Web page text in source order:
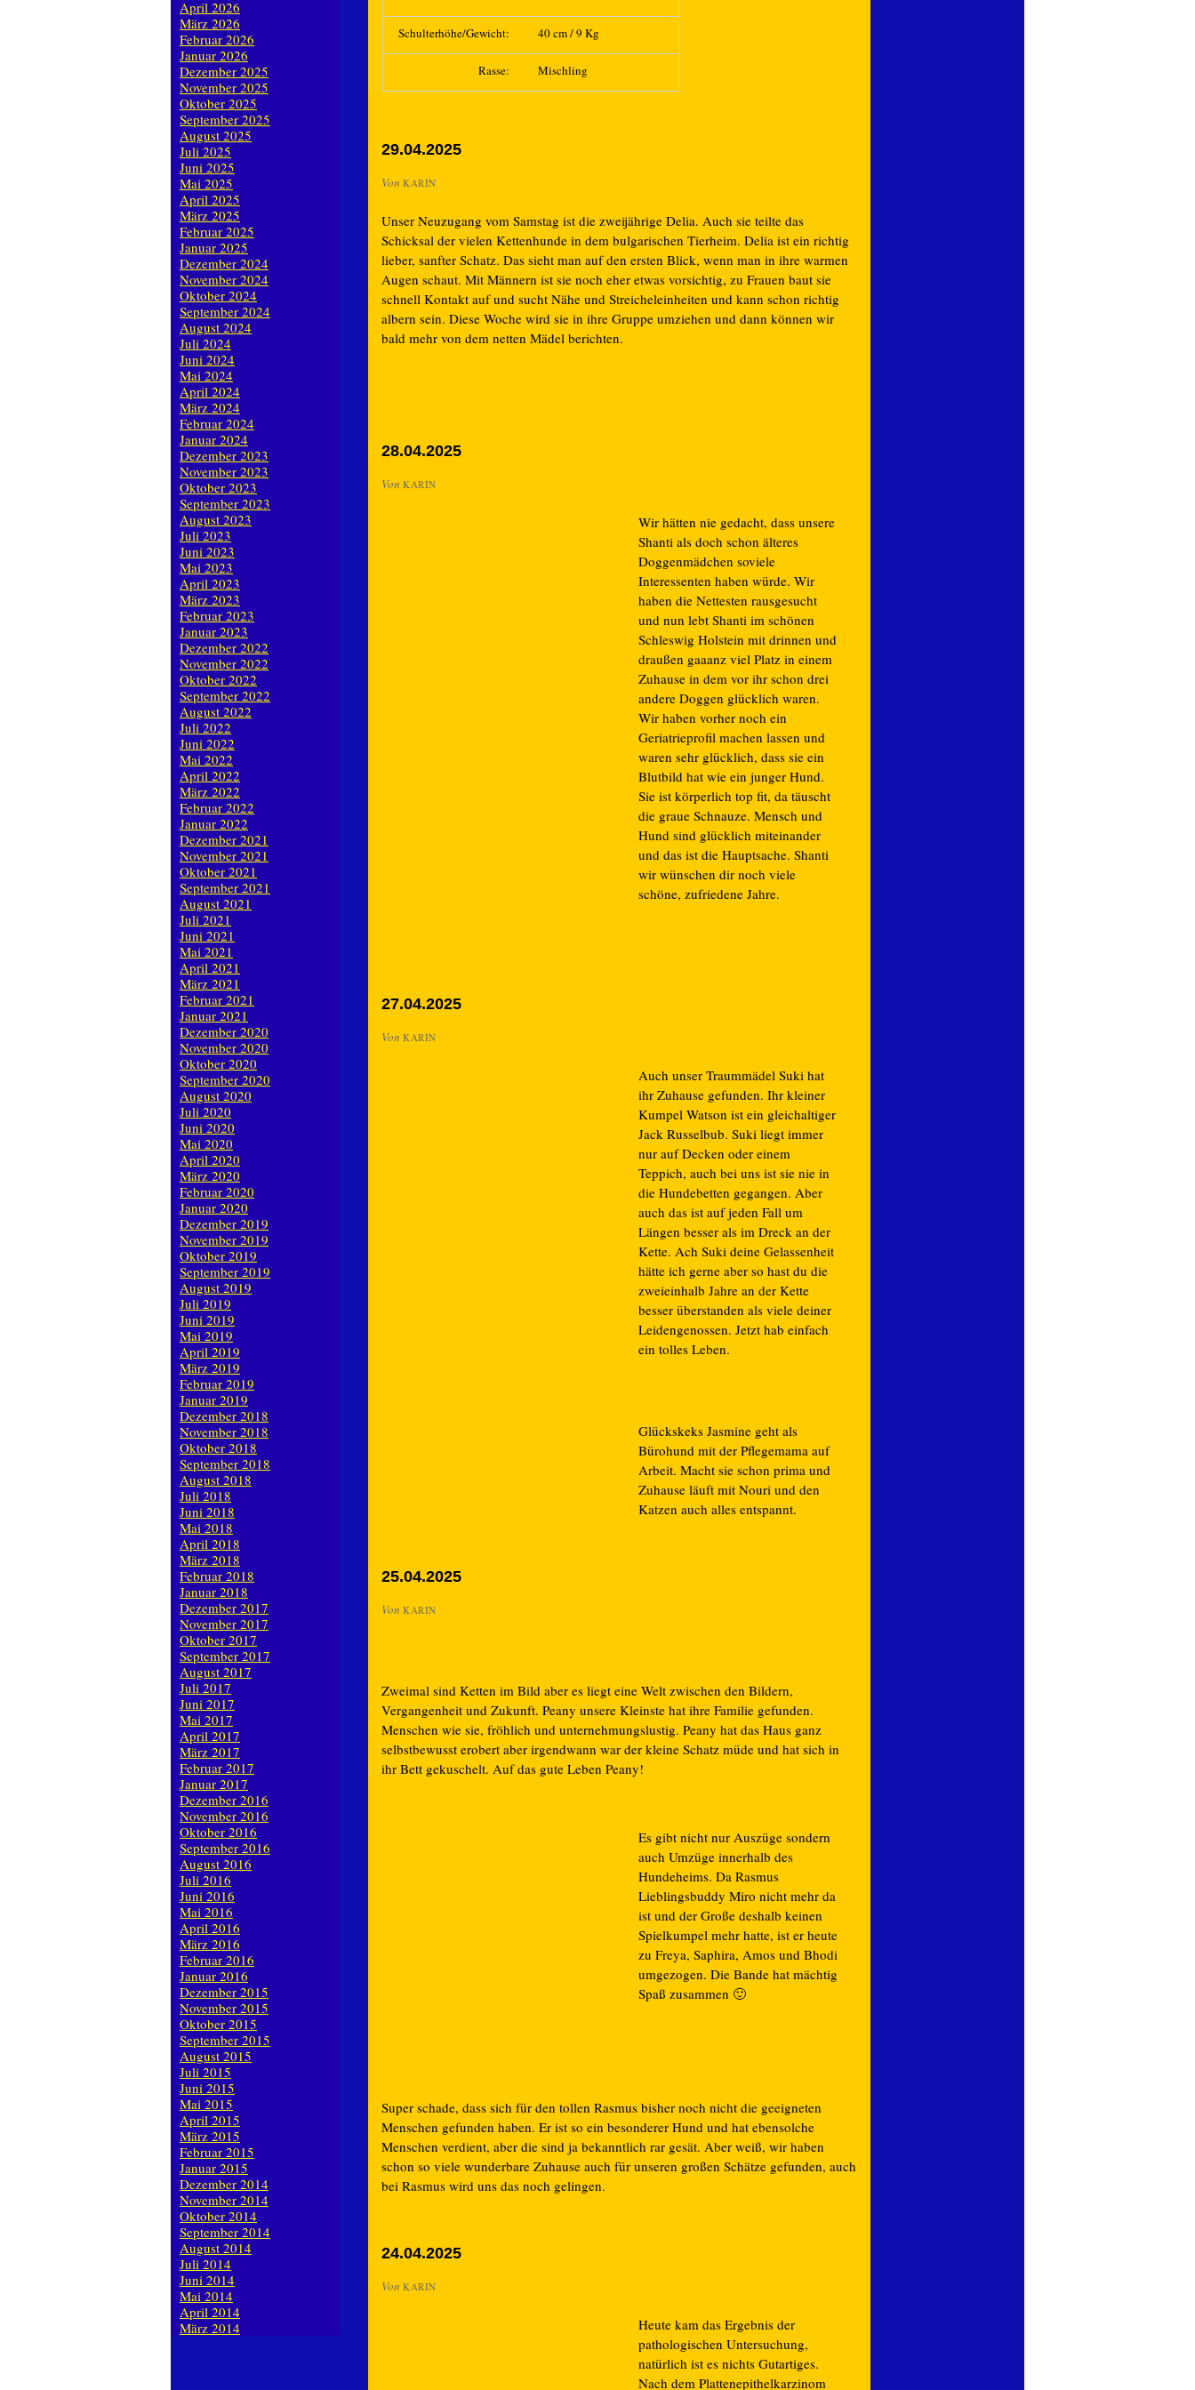
Schulterhöhe/Gewicht: 40 cm / 9 Kg
Rasse: Mischling
29.04.2025
Von KARIN
Unser Neuzugang vom Samstag ist die zweijährige Delia. Auch sie teilte das
Schicksal der vielen Kettenhunde in dem bulgarischen Tierheim. Delia ist ein richtig
lieber, sanfter Schatz. Das sieht man auf den ersten Blick, wenn man in ihre warmen
Augen schaut. Mit Männern ist sie noch eher etwas vorsichtig, zu Frauen baut sie
schnell Kontakt auf und sucht Nähe und Streicheleinheiten und kann schon richtig
albern sein. Diese Woche wird sie in ihre Gruppe umziehen und dann können wir
bald mehr von dem netten Mädel berichten.
28.04.2025
Von KARIN
Wir hätten nie gedacht, dass unsere
Shanti als doch schon älteres
Doggenmädchen soviele
Interessenten haben würde. Wir
haben die Nettesten rausgesucht
und nun lebt Shanti im schönen
Schleswig Holstein mit drinnen und
draußen gaaanz viel Platz in einem
Zuhause in dem vor ihr schon drei
andere Doggen glücklich waren.
Wir haben vorher noch ein
Geriatrieprofil machen lassen und
waren sehr glücklich, dass sie ein
Blutbild hat wie ein junger Hund.
Sie ist körperlich top fit, da täuscht
die graue Schnauze. Mensch und
Hund sind glücklich miteinander
und das ist die Hauptsache. Shanti
wir wünschen dir noch viele
schöne, zufriedene Jahre.
27.04.2025
Von KARIN
Auch unser Traummädel Suki hat
ihr Zuhause gefunden. Ihr kleiner
Kumpel Watson ist ein gleichaltiger
Jack Russelbub. Suki liegt immer
nur auf Decken oder einem
Teppich, auch bei uns ist sie nie in
die Hundebetten gegangen. Aber
auch das ist auf jeden Fall um
Längen besser als im Dreck an der
Kette. Ach Suki deine Gelassenheit
hätte ich gerne aber so hast du die
zweieinhalb Jahre an der Kette
besser überstanden als viele deiner
Leidengenossen. Jetzt hab einfach
ein tolles Leben.
Glückskeks Jasmine geht als
Bürohund mit der Pflegemama auf
Arbeit. Macht sie schon prima und
Zuhause läuft mit Nouri und den
Katzen auch alles entspannt.
25.04.2025
Von KARIN
Zweimal sind Ketten im Bild aber es liegt eine Welt zwischen den Bildern,
Vergangenheit und Zukunft. Peany unsere Kleinste hat ihre Familie gefunden.
Menschen wie sie, fröhlich und unternehmungslustig. Peany hat das Haus ganz
selbstbewusst erobert aber irgendwann war der kleine Schatz müde und hat sich in
ihr Bett gekuschelt. Auf das gute Leben Peany!
Es gibt nicht nur Auszüge sondern
auch Umzüge innerhalb des
Hundeheims. Da Rasmus
Lieblingsbuddy Miro nicht mehr da
ist und der Große deshalb keinen
Spielkumpel mehr hatte, ist er heute
zu Freya, Saphira, Amos und Bhodi
umgezogen. Die Bande hat mächtig
Spaß zusammen 🙂
Super schade, dass sich für den tollen Rasmus bisher noch nicht die geeigneten
Menschen gefunden haben. Er ist so ein besonderer Hund und hat ebensolche
Menschen verdient, aber die sind ja bekanntlich rar gesät. Aber weiß, wir haben
schon so viele wunderbare Zuhause auch für unseren großen Schätze gefunden, auch
bei Rasmus wird uns das noch gelingen.
24.04.2025
Von KARIN
Heute kam das Ergebnis der
pathologischen Untersuchung,
natürlich ist es nichts Gutartiges.
Nach dem Plattenepithelkarzinom
April 2026
März 2026
Februar 2026
Januar 2026
Dezember 2025
November 2025
Oktober 2025
September 2025
August 2025
Juli 2025
Juni 2025
Mai 2025
April 2025
März 2025
Februar 2025
Januar 2025
Dezember 2024
November 2024
Oktober 2024
September 2024
August 2024
Juli 2024
Juni 2024
Mai 2024
April 2024
März 2024
Februar 2024
Januar 2024
Dezember 2023
November 2023
Oktober 2023
September 2023
August 2023
Juli 2023
Juni 2023
Mai 2023
April 2023
März 2023
Februar 2023
Januar 2023
Dezember 2022
November 2022
Oktober 2022
September 2022
August 2022
Juli 2022
Juni 2022
Mai 2022
April 2022
März 2022
Februar 2022
Januar 2022
Dezember 2021
November 2021
Oktober 2021
September 2021
August 2021
Juli 2021
Juni 2021
Mai 2021
April 2021
März 2021
Februar 2021
Januar 2021
Dezember 2020
November 2020
Oktober 2020
September 2020
August 2020
Juli 2020
Juni 2020
Mai 2020
April 2020
März 2020
Februar 2020
Januar 2020
Dezember 2019
November 2019
Oktober 2019
September 2019
August 2019
Juli 2019
Juni 2019
Mai 2019
April 2019
März 2019
Februar 2019
Januar 2019
Dezember 2018
November 2018
Oktober 2018
September 2018
August 2018
Juli 2018
Juni 2018
Mai 2018
April 2018
März 2018
Februar 2018
Januar 2018
Dezember 2017
November 2017
Oktober 2017
September 2017
August 2017
Juli 2017
Juni 2017
Mai 2017
April 2017
März 2017
Februar 2017
Januar 2017
Dezember 2016
November 2016
Oktober 2016
September 2016
August 2016
Juli 2016
Juni 2016
Mai 2016
April 2016
März 2016
Februar 2016
Januar 2016
Dezember 2015
November 2015
Oktober 2015
September 2015
August 2015
Juli 2015
Juni 2015
Mai 2015
April 2015
März 2015
Februar 2015
Januar 2015
Dezember 2014
November 2014
Oktober 2014
September 2014
August 2014
Juli 2014
Juni 2014
Mai 2014
April 2014
März 2014